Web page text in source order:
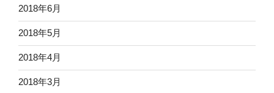
2018年6月
2018年5月
2018年4月
2018年3月